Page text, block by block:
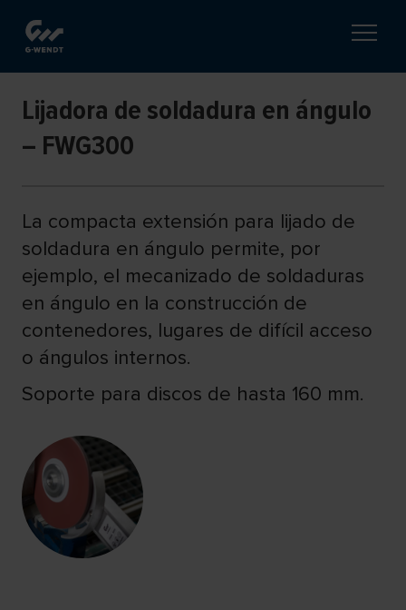
Lijadora de soldadura en ángulo
– FWG300
La compacta extensión para lijado de
soldadura en ángulo permite, por
ejemplo, el mecanizado de soldaduras
en ángulo en la construcción de
contenedores, lugares de difícil acceso
o ángulos internos.
Soporte para discos de hasta 160 mm.